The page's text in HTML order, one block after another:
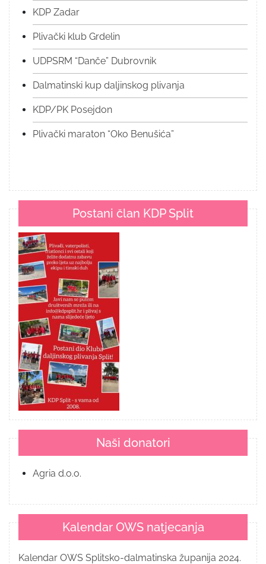
KDP Zadar
Plivački klub Grdelin
UDPSRM “Danče” Dubrovnik
Dalmatinski kup daljinskog plivanja
KDP/PK Posejdon
Plivački maraton “Oko Benušića”
Postani član KDP Split
Naši donatori
Agria d.o.o.
Kalendar OWS natjecanja
Kalendar OWS Splitsko-dalmatinska županija 2024.